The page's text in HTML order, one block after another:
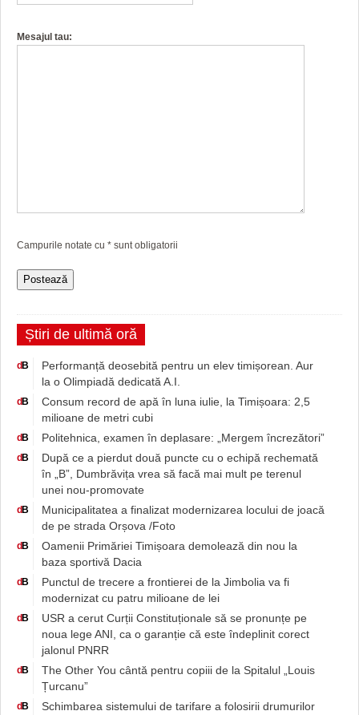
Mesajul tau:
Campurile notate cu * sunt obligatorii
Știri de ultimă oră
d B
Performanță deosebită pentru un elev timișorean. Aur
la o Olimpiadă dedicată A.I.
d B
Consum record de apă în luna iulie, la Timișoara: 2,5
milioane de metri cubi
d B Politehnica, examen în deplasare: „Mergem încrezători”
d B
După ce a pierdut două puncte cu o echipă rechemată
în „B”, Dumbrăvița vrea să facă mai mult pe terenul
unei nou-promovate
d B
Municipalitatea a finalizat modernizarea locului de joacă
de pe strada Orșova /Foto
d B
Oamenii Primăriei Timișoara demolează din nou la
baza sportivă Dacia
d B
Punctul de trecere a frontierei de la Jimbolia va fi
modernizat cu patru milioane de lei
d B
USR a cerut Curții Constituționale să se pronunțe pe
noua lege ANI, ca o garanție că este îndeplinit corect
jalonul PNRR
d B
The Other You cântă pentru copiii de la Spitalul „Louis
Țurcanu”
d B Schimbarea sistemului de tarifare a folosirii drumurilor